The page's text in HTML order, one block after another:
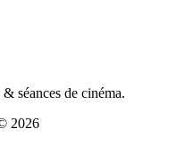
séances de cinéma.
2026